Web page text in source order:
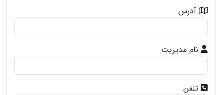
آدرس
نام مدیریت
تلفن